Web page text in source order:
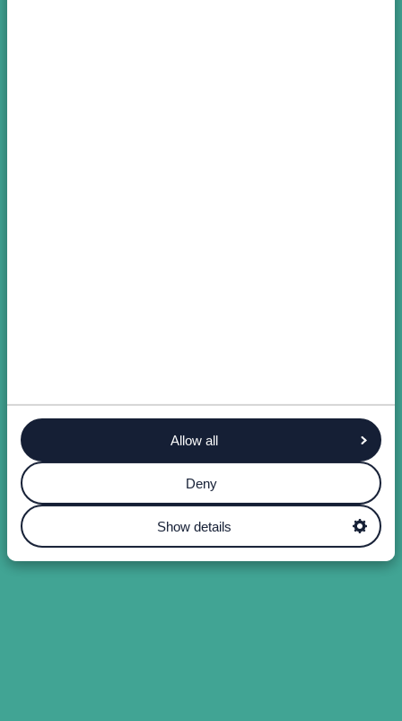
Allow all
Deny
Show details